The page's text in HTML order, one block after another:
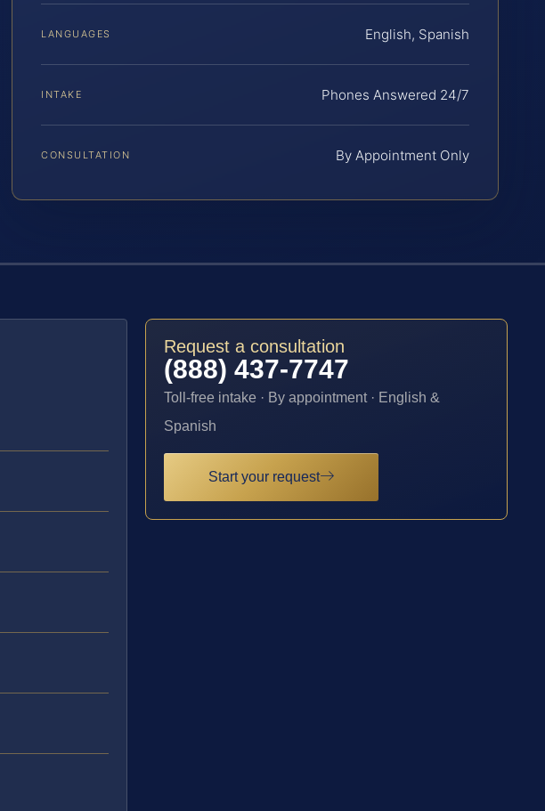
LANGUAGES English, Spanish
INTAKE Phones Answered 24/7
CONSULTATION By Appointment Only
Request a consultation
(888) 437-7747
Toll-free intake · By appointment · English &
Spanish
Start your request